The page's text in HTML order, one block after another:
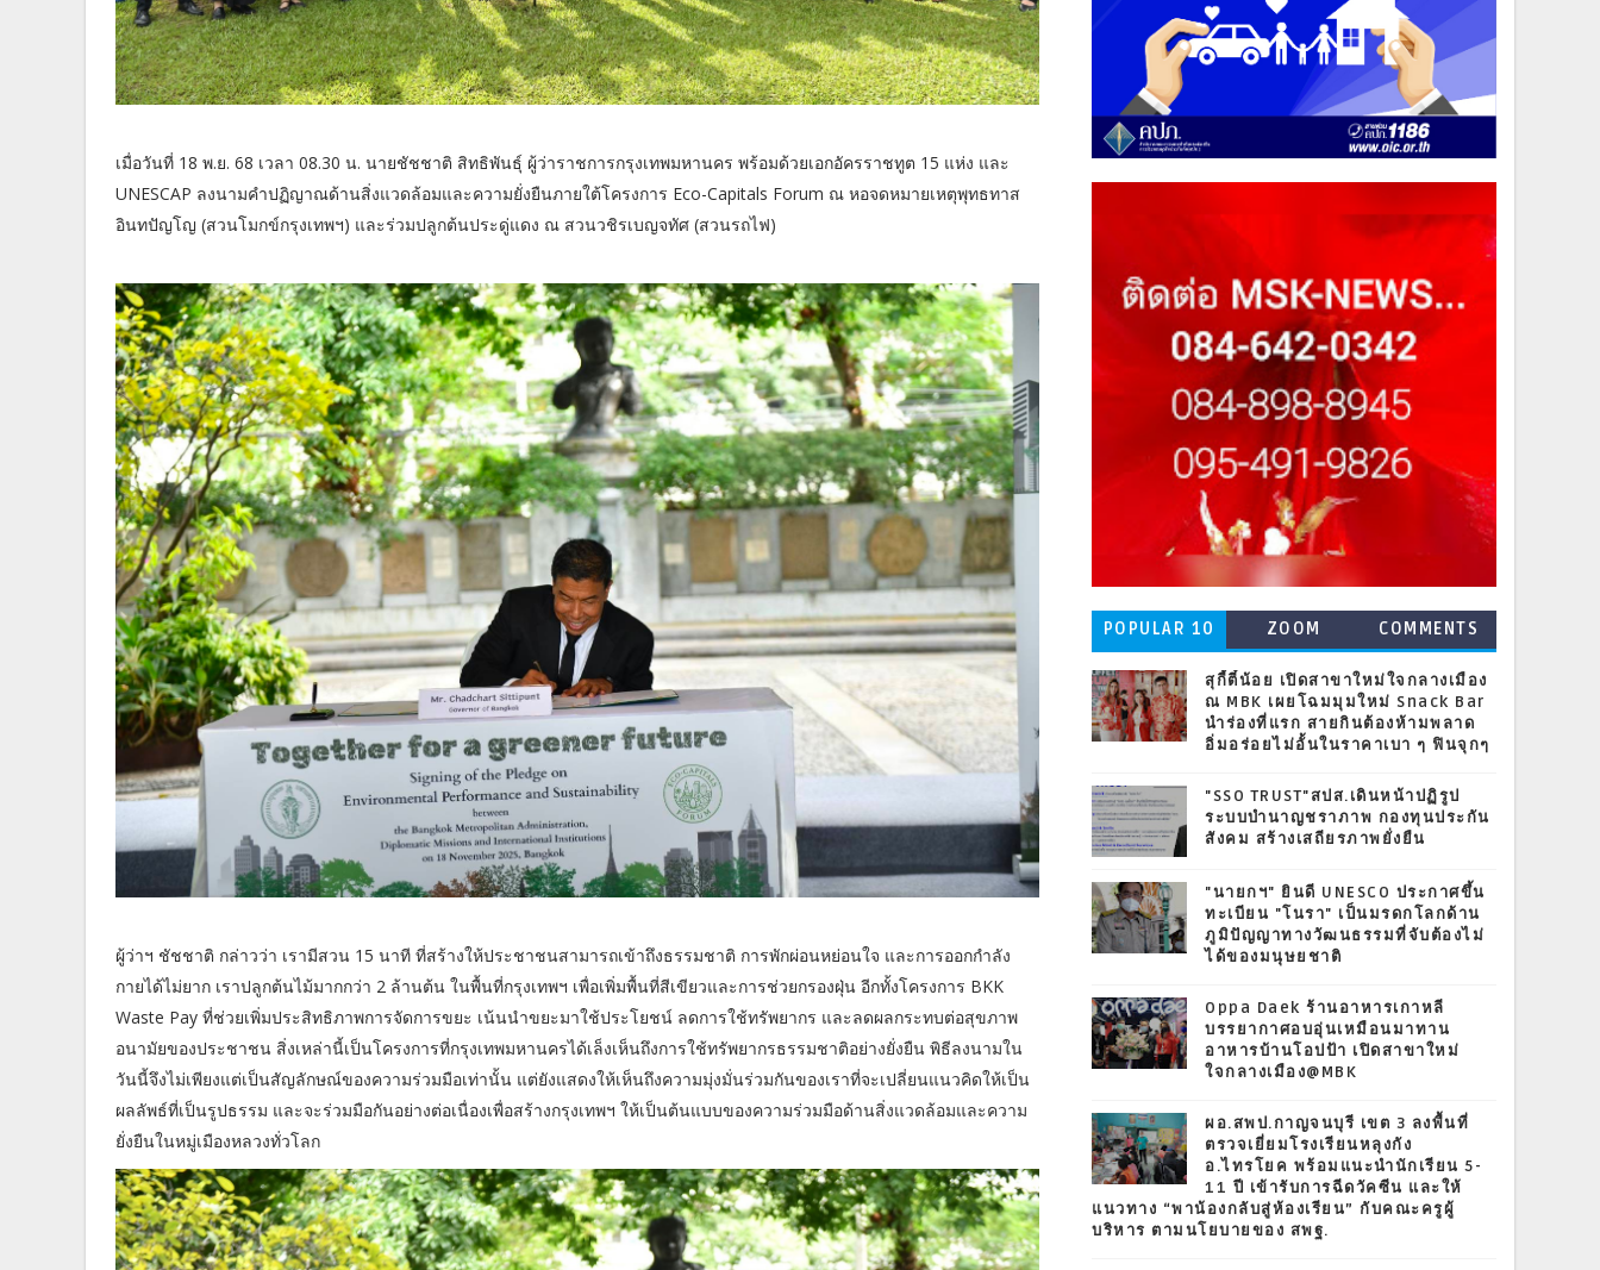
เมื่อวันที่ 18 พ.ย. 68 เวลา 08.30 น. นายชัชชาติ สิทธิพันธุ์ ผู้ว่าราชการกรุงเทพมหานคร พร้อมด้วยเอกอัครราชทูต 15 แห่ง และ
UNESCAP ลงนามคำปฏิญาณด้านสิ่งแวดล้อมและความยั่งยืนภายใต้โครงการ Eco-Capitals Forum ณ หอจดหมายเหตุพุทธทาส
อินทปัญโญ (สวนโมกข์กรุงเทพฯ) และร่วมปลูกต้นประดู่แดง ณ สวนวชิรเบญจทัศ (สวนรถไฟ)
ผู้ว่าฯ ชัชชาติ กล่าวว่า เรามีสวน 15 นาที ที่สร้างให้ประชาชนสามารถเข้าถึงธรรมชาติ การพักผ่อนหย่อนใจ และการออกกำลัง
กายได้ไม่ยาก เราปลูกต้นไม้มากกว่า 2 ล้านต้น ในพื้นที่กรุงเทพฯ เพื่อเพิ่มพื้นที่สีเขียวและการช่วยกรองฝุ่น อีกทั้งโครงการ BKK
Waste Pay ที่ช่วยเพิ่มประสิทธิภาพการจัดการขยะ เน้นนำขยะมาใช้ประโยชน์ ลดการใช้ทรัพยากร และลดผลกระทบต่อสุขภาพ
อนามัยของประชาชน สิ่งเหล่านี้เป็นโครงการที่กรุงเทพมหานครได้เล็งเห็นถึงการใช้ทรัพยากรธรรมชาติอย่างยั่งยืน พิธีลงนามใน
วันนี้จึงไม่เพียงแต่เป็นสัญลักษณ์ของความร่วมมือเท่านั้น แต่ยังแสดงให้เห็นถึงความมุ่งมั่นร่วมกันของเราที่จะเปลี่ยนแนวคิดให้เป็น
ผลลัพธ์ที่เป็นรูปธรรม และจะร่วมมือกันอย่างต่อเนื่องเพื่อสร้างกรุงเทพฯ ให้เป็นต้นแบบของความร่วมมือด้านสิ่งแวดล้อมและความ
ยั่งยืนในหมู่เมืองหลวงทั่วโลก
POPULAR 10 ZOOM COMMENTS
สุกี้ตี๋น้อย เปิดสาขาใหม่ใจกลางเมือง
ณ MBK เผยโฉมมุมใหม่ Snack Bar
นำร่องที่แรก สายกินต้องห้ามพลาด
อิ่มอร่อยไม่อั้นในราคาเบา ๆ ฟินจุกๆ
"SSO TRUST"สปส.เดินหน้าปฏิรูป
ระบบบำนาญชราภาพ กองทุนประกัน
สังคม สร้างเสถียรภาพยั่งยืน
"นายกฯ" ยินดี UNESCO ประกาศขึ้น
ทะเบียน "โนรา" เป็นมรดกโลกด้าน
ภูมิปัญญาทางวัฒนธรรมที่จับต้องไม่
ได้ของมนุษยชาติ
Oppa Daek ร้านอาหารเกาหลี
บรรยากาศอบอุ่นเหมือนมาทาน
อาหารบ้านโอปป้า เปิดสาขาใหม่
ใจกลางเมือง@MBK
ผอ.สพป.กาญจนบุรี เขต 3 ลงพื้นที่
ตรวจเยี่ยมโรงเรียนหลุงกัง
อ.ไทรโยค พร้อมแนะนำนักเรียน 5-
11 ปี เข้ารับการฉีดวัคซีน และให้
แนวทาง “พาน้องกลับสู่ห้องเรียน” กับคณะครูผู้
บริหาร ตามนโยบายของ สพฐ.